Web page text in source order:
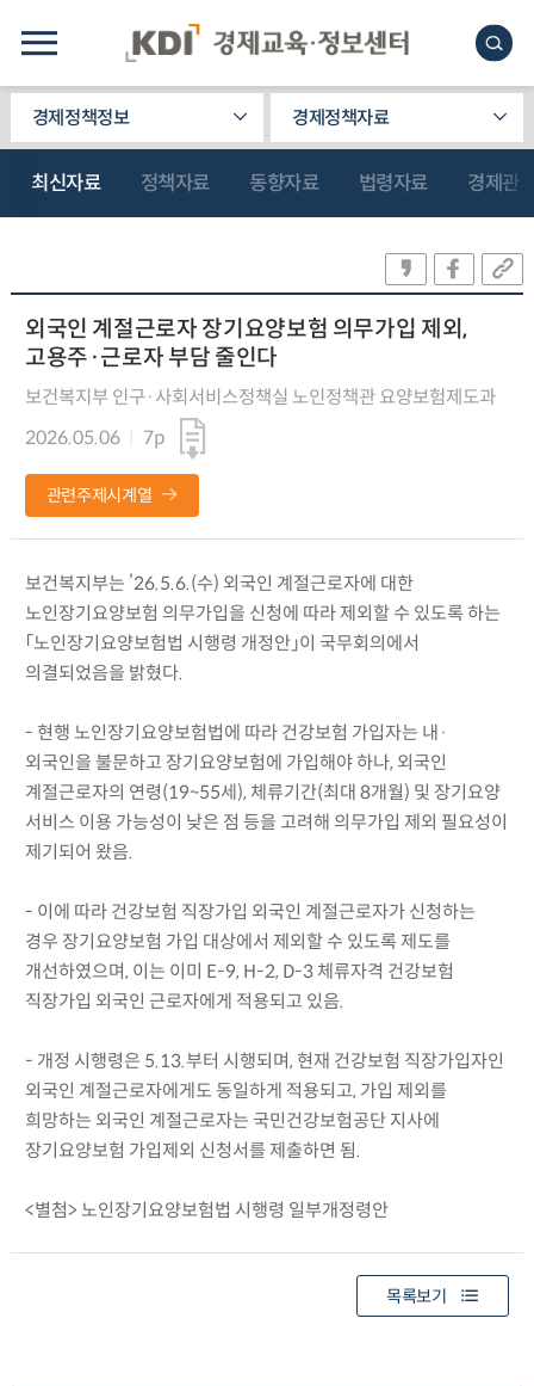
경제정책정보 경제정책자료
최신자료 정책자료 동향자료 법령자료 경제관
외국인 계절근로자 장기요양보험 의무가입 제외,
고용주·근로자 부담 줄인다
보건복지부 인구·사회서비스정책실 노인정책관 요양보험제도과
2026.05.06
7p
관련주제시계열
보건복지부는 ’26.5.6.(수) 외국인 계절근로자에 대한
노인장기요양보험 의무가입을 신청에 따라 제외할 수 있도록 하는
「노인장기요양보험법 시행령 개정안」이 국무회의에서
의결되었음을 밝혔다.
- 현행 노인장기요양보험법에 따라 건강보험 가입자는 내·
외국인을 불문하고 장기요양보험에 가입해야 하나, 외국인
계절근로자의 연령(19~55세), 체류기간(최대 8개월) 및 장기요양
서비스 이용 가능성이 낮은 점 등을 고려해 의무가입 제외 필요성이
제기되어 왔음.
- 이에 따라 건강보험 직장가입 외국인 계절근로자가 신청하는
경우 장기요양보험 가입 대상에서 제외할 수 있도록 제도를
개선하였으며, 이는 이미 E-9, H-2, D-3 체류자격 건강보험
직장가입 외국인 근로자에게 적용되고 있음.
- 개정 시행령은 5.13.부터 시행되며, 현재 건강보험 직장가입자인
외국인 계절근로자에게도 동일하게 적용되고, 가입 제외를
희망하는 외국인 계절근로자는 국민건강보험공단 지사에
장기요양보험 가입제외 신청서를 제출하면 됨.
<별첨> 노인장기요양보험법 시행령 일부개정령안
목록보기